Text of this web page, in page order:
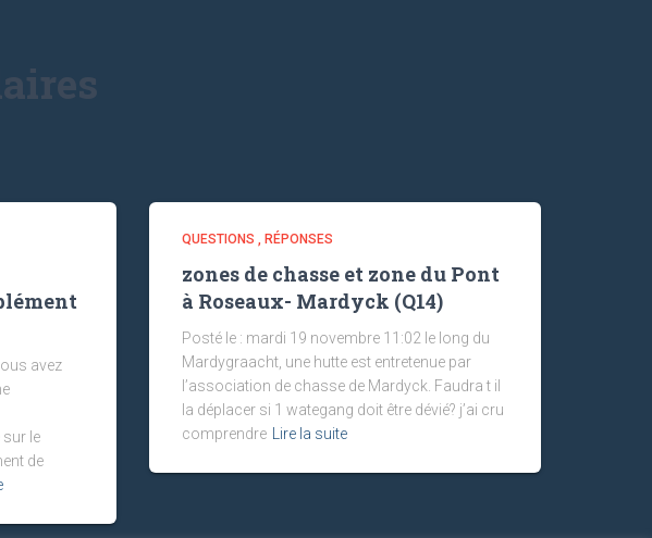
avez
sur le
de
QUESTIONS , RÉPONSES
zones de chasse et zone du Pont
à Roseaux- Mardyck (Q14)
Posté le : mardi 19 novembre 11:02 le long du
Mardygraacht, une hutte est entretenue par
l’association de chasse de Mardyck. Faudra t il
la déplacer si 1 wategang doit être dévié? j’ai cru
comprendre
Lire la suite